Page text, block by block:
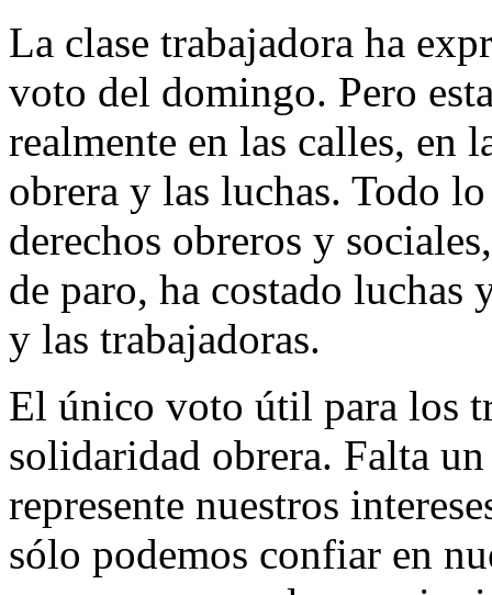
La clase trabajadora ha
voto del domingo. Pero
realmente en las calles, en
obrera y las luchas. Todo
derechos obreros y
de paro, ha costado
y las trabajadoras.
El único voto útil para los
solidaridad obrera. Falta
represente nuestros
sólo podemos confiar en